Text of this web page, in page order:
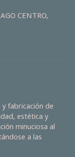
CENTRO,
fabricación de
estética y
minuciosa al
a las